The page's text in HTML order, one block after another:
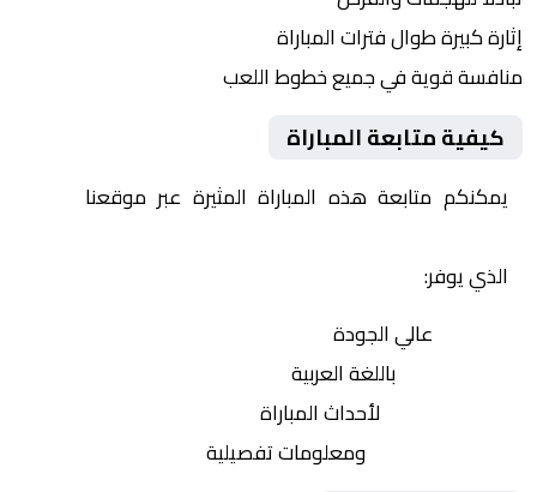
إثارة كبيرة طوال فترات المباراة
منافسة قوية في جميع خطوط اللعب
كيفية متابعة المباراة
يمكنكم متابعة هذه المباراة المثيرة عبر موقعنا
الذي يوفر:
عالي الجودة
باللغة العربية
لأحداث المباراة
ومعلومات تفصيلية